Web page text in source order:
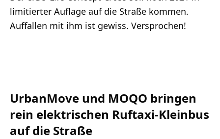
limitierter Auflage auf die Straße kommen.
Auffallen mit ihm ist gewiss. Versprochen!
UrbanMove und MOQO bringen
rein elektrischen Ruftaxi-Kleinbus
auf die Straße